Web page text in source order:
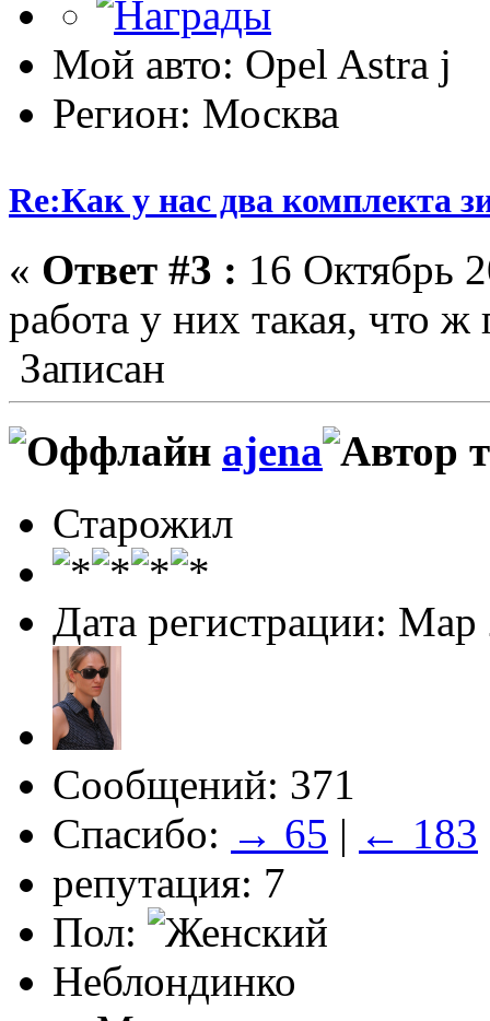
Мой авто: Opel Astra j
Регион: Москва
Re:Как у нас два комплекта
« Ответ #3 : 16 Октябрь
работа у них такая, что ж
Записан
ajena
Старожил
Дата регистрации: Мар
Сообщений: 371
Спасибо: → 65 | ← 183
репутация: 7
Пол:
Неблондинко